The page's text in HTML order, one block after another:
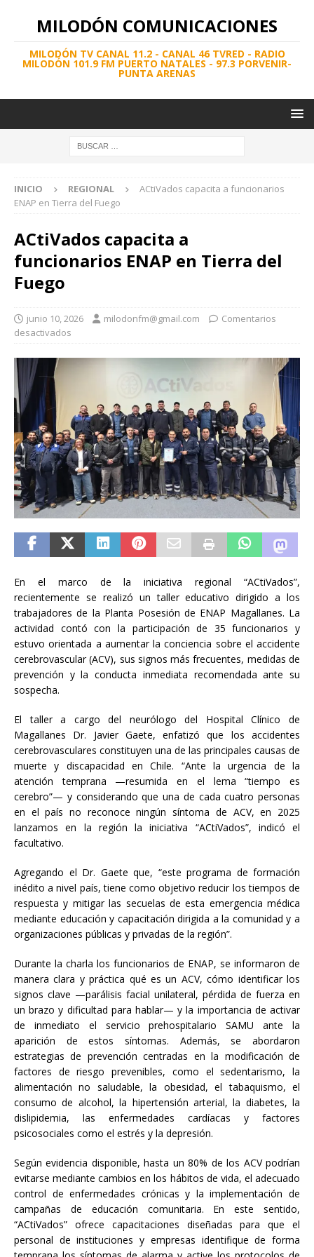
MILODÓN COMUNICACIONES
MILODÓN TV CANAL 11.2 - CANAL 46 TVRED - RADIO
MILODÓN 101.9 FM PUERTO NATALES - 97.3 PORVENIR-
PUNTA ARENAS
INICIO REGIONAL
ACtiVados capacita a funcionarios
ENAP en Tierra del Fuego
ACtiVados capacita a
funcionarios ENAP en Tierra del
Fuego
junio 10, 2026 milodonfm@gmail.com
Comentarios
desactivados
En el marco de la iniciativa regional “ACtiVados”,
recientemente se realizó un taller educativo dirigido a los
trabajadores de la Planta Posesión de ENAP Magallanes. La
actividad contó con la participación de 35 funcionarios y
estuvo orientada a aumentar la conciencia sobre el accidente
cerebrovascular (ACV), sus signos más frecuentes, medidas de
prevención y la conducta inmediata recomendada ante su
sospecha.
El taller a cargo del neurólogo del Hospital Clínico de
Magallanes Dr. Javier Gaete, enfatizó que los accidentes
cerebrovasculares constituyen una de las principales causas de
muerte y discapacidad en Chile. “Ante la urgencia de la
atención temprana —resumida en el lema “tiempo es
cerebro”— y considerando que una de cada cuatro personas
en el país no reconoce ningún síntoma de ACV, en 2025
lanzamos en la región la iniciativa “ACtiVados”, indicó el
facultativo.
Agregando el Dr. Gaete que, “este programa de formación
inédito a nivel país, tiene como objetivo reducir los tiempos de
respuesta y mitigar las secuelas de esta emergencia médica
mediante educación y capacitación dirigida a la comunidad y a
organizaciones públicas y privadas de la región”.
Durante la charla los funcionarios de ENAP, se informaron de
manera clara y práctica qué es un ACV, cómo identificar los
signos clave —parálisis facial unilateral, pérdida de fuerza en
un brazo y dificultad para hablar— y la importancia de activar
de inmediato el servicio prehospitalario SAMU ante la
aparición de estos síntomas. Además, se abordaron
estrategias de prevención centradas en la modificación de
factores de riesgo prevenibles, como el sedentarismo, la
alimentación no saludable, la obesidad, el tabaquismo, el
consumo de alcohol, la hipertensión arterial, la diabetes, la
dislipidemia, las enfermedades cardíacas y factores
psicosociales como el estrés y la depresión.
Según evidencia disponible, hasta un 80% de los ACV podrían
evitarse mediante cambios en los hábitos de vida, el adecuado
control de enfermedades crónicas y la implementación de
campañas de educación comunitaria. En este sentido,
“ACtiVados” ofrece capacitaciones diseñadas para que el
personal de instituciones y empresas identifique de forma